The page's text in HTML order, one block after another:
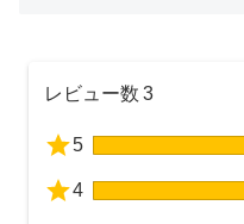
レビュー数 3
5
4